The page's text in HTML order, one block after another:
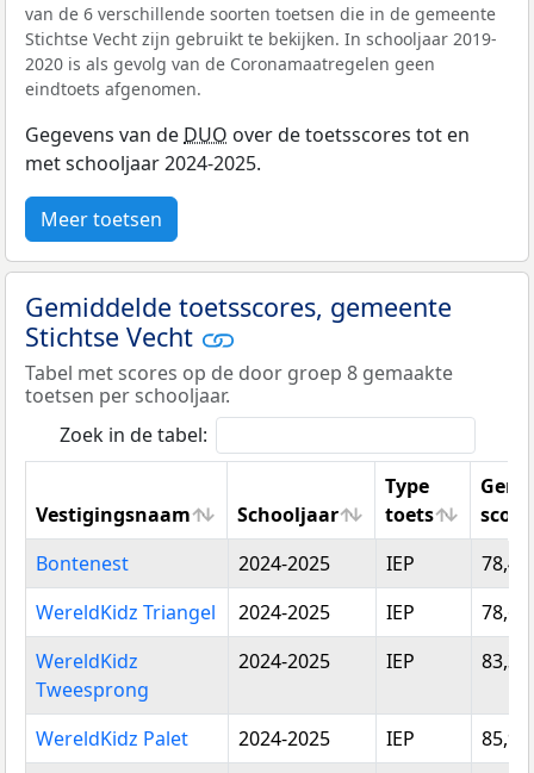
van de 6 verschillende soorten toetsen die in de gemeente
Stichtse Vecht zijn gebruikt te bekijken. In schooljaar 2019-
2020 is als gevolg van de Coronamaatregelen geen
eindtoets afgenomen.
Gegevens van de DUO over de toetsscores tot en
met schooljaar 2024-2025.
Meer toetsen
Gemiddelde toetsscores, gemeente
Stichtse Vecht
Tabel met scores op de door groep 8 gemaakte
toetsen per schooljaar.
Zoek in de tabel:
Vestigingsnaam Schooljaar
Type
toets
score
Vestigingsnaam
Schooljaar
Type
toets
score
Bontenest 2024-2025 IEP
78,42
WereldKidz Triangel
2024-2025 IEP
78,63
WereldKidz
Tweesprong
2024-2025 IEP 83,39
WereldKidz Palet 2024-2025 IEP
85,96